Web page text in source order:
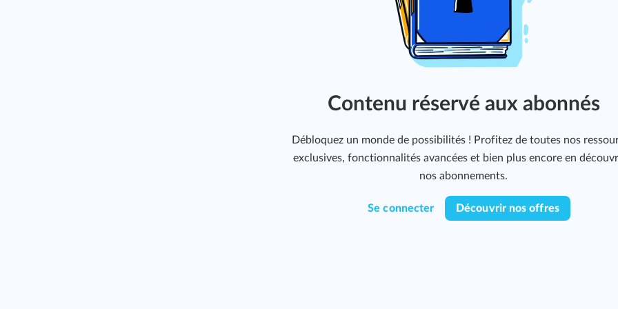
Contenu réservé aux abonnés
Débloquez un monde de possibilités ! Profitez de toutes nos
exclusives, fonctionnalités avancées et bien plus encore en
nos abonnements.
Se connecter Découvrir nos offres